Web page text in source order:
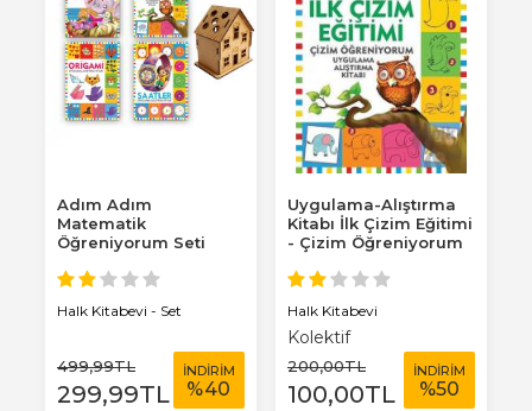
Adım Adım
Matematik
Öğreniyorum Seti
Halk Kitabevi - Set
499,99TL
299,99TL
İNDİRİM
%40
Uygulama-Alıştırma
Kitabı İlk Çizim Eğitimi
- Çizim Öğreniyorum
Halk Kitabevi
Kolektif
200,00TL
100,00TL
İNDİRİM
%50